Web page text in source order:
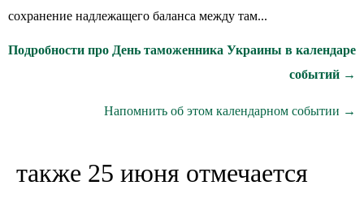
сохранение надлежащего баланса между там...
Подробности про День таможенника Украины в календаре
событий →
Напомнить об этом календарном событии →
также 25 июня отмечается